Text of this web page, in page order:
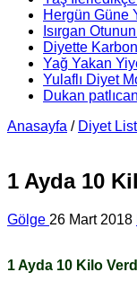
Hergün Güne
Isırgan
Diyette
Yağ Yakan
Yulaflı Diyet
Dukan
Anasayfa / Diyet
1 Ayda 10
Gölge 26 Mart 2018
1 Ayda 10 Kilo